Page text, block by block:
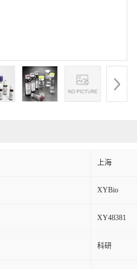
上海
XYBio
XY48381
科研